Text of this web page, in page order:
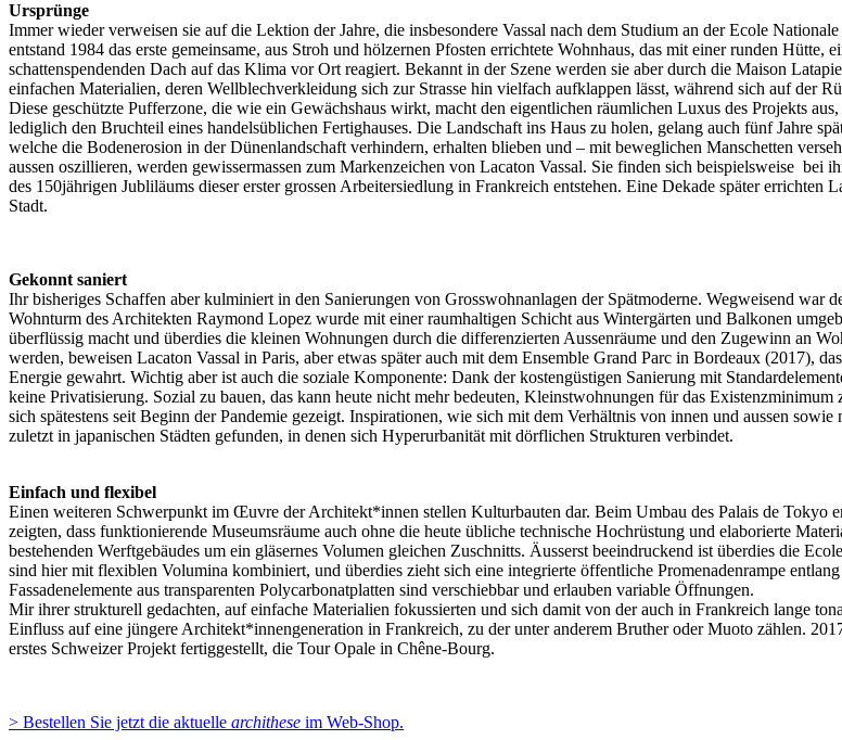
Ursprünge
Immer wieder verweisen sie auf die Lektion der Jahre, die insbesondere Vassal nach dem Studium an der Ecole
entstand 1984 das erste gemeinsame, aus Stroh und hölzernen Pfosten errichtete Wohnhaus, das mit einer runden Hütte,
schattenspendenden Dach auf das Klima vor Ort reagiert. Bekannt in der Szene werden sie aber durch die Maison
einfachen Materialien, deren Wellblechverkleidung sich zur Strasse hin vielfach aufklappen lässt, während sich auf der
Diese geschützte Pufferzone, die wie ein Gewächshaus wirkt, macht den eigentlichen räumlichen Luxus des Projekts
lediglich den Bruchteil eines handelsüblichen Fertighauses. Die Landschaft ins Haus zu holen, gelang auch fünf Jahre
welche die Bodenerosion in der Dünenlandschaft verhindern, erhalten blieben und – mit beweglichen Manschetten
aussen oszillieren, werden gewissermassen zum Markenzeichen von Lacaton Vassal. Sie finden sich beispielsweise
des 150jährigen Jubliläums dieser erster grossen Arbeitersiedlung in Frankreich entstehen. Eine Dekade später
Stadt.
Gekonnt saniert
Ihr bisheriges Schaffen aber kulminiert in den Sanierungen von Grosswohnanlagen der Spätmoderne. Wegweisend
Wohnturm des Architekten Raymond Lopez wurde mit einer raumhaltigen Schicht aus Wintergärten und Balkonen
überflüssig macht und überdies die kleinen Wohnungen durch die differenzierten Aussenräume und den Zugewinn an
werden, beweisen Lacaton Vassal in Paris, aber etwas später auch mit dem Ensemble Grand Parc in Bordeaux (2017),
Energie gewahrt. Wichtig aber ist auch die soziale Komponente: Dank der kostengüstigen Sanierung mit
keine Privatisierung. Sozial zu bauen, das kann heute nicht mehr bedeuten, Kleinstwohnungen für das
sich spätestens seit Beginn der Pandemie gezeigt. Inspirationen, wie sich mit dem Verhältnis von innen und aussen
zuletzt in japanischen Städten gefunden, in denen sich Hyperurbanität mit dörflichen Strukturen verbindet.
Einfach und flexibel
Einen weiteren Schwerpunkt im Œuvre der Architekt*innen stellen Kulturbauten dar. Beim Umbau des Palais de Tokyo
zeigten, dass funktionierende Museumsräume auch ohne die heute übliche technische Hochrüstung und elaborierte
bestehenden Werftgebäudes um ein gläsernes Volumen gleichen Zuschnitts. Äusserst beeindruckend ist überdies die
sind hier mit flexiblen Volumina kombiniert, und überdies zieht sich eine integrierte öffentliche Promenadenrampe
Fassadenelemente aus transparenten Polycarbonatplatten sind verschiebbar und erlauben variable Öffnungen.
Mir ihrer strukturell gedachten, auf einfache Materialien fokussierten und sich damit von der auch in Frankreich lange
Einfluss auf eine jüngere Architekt*innengeneration in Frankreich, zu der unter anderem Bruther oder Muoto zählen.
erstes Schweizer Projekt fertiggestellt, die Tour Opale in Chêne-Bourg.
> Bestellen Sie jetzt die aktuelle archithese im Web-Shop.